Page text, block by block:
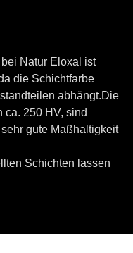
Natur Eloxal ist
die Schichtfarbe
abhängt.Die
ca. 250 HV, sind
gute Maßhaltigkeit
Schichten lassen